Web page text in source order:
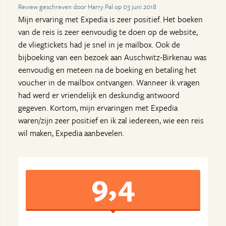
Review geschreven door Harry Pal op 03 juni 2018
Mijn ervaring met Expedia is zeer positief. Het boeken
van de reis is zeer eenvoudig te doen op de website,
de vliegtickets had je snel in je mailbox. Ook de
bijboeking van een bezoek aan Auschwitz-Birkenau was
eenvoudig en meteen na de boeking en betaling het
voucher in de mailbox ontvangen. Wanneer ik vragen
had werd er vriendelijk en deskundig antwoord
gegeven. Kortom, mijn ervaringen met Expedia
waren/zijn zeer positief en ik zal iedereen, wie een reis
wil maken, Expedia aanbevelen.
9,4